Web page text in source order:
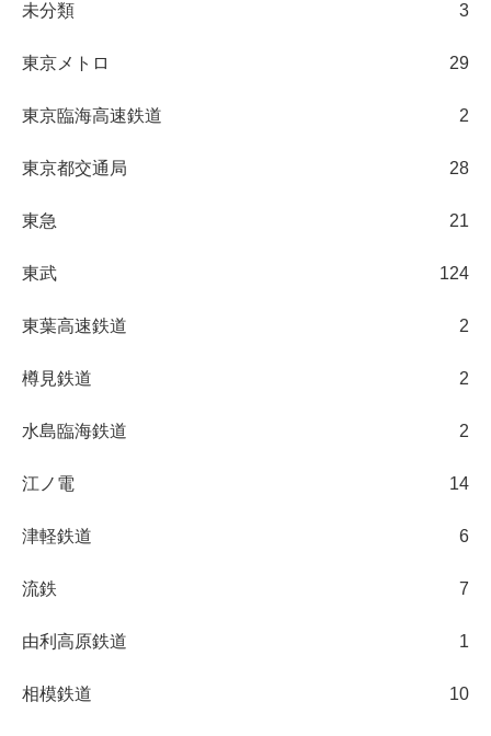
未分類 3
東京メトロ 29
東京臨海高速鉄道 2
東京都交通局 28
東急 21
東武 124
東葉高速鉄道 2
樽見鉄道 2
水島臨海鉄道 2
江ノ電 14
津軽鉄道 6
流鉄 7
由利高原鉄道 1
相模鉄道 10